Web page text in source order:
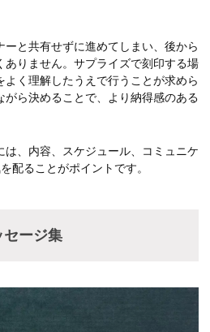
と共有せずに進めてしまい、後から
ありません。サプライズで刻印する場
く理解したうえで行うことが求めら
ら決めることで、より納得感のある
、内容、スケジュール、コミュニケ
配ることがポイントです。
セージ集